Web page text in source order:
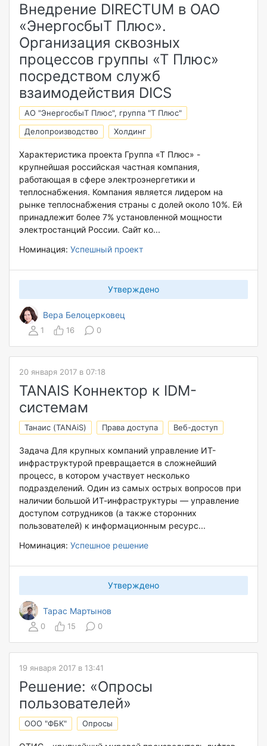
Внедрение DIRECTUM в ОАО
«ЭнергосбыТ Плюс».
Организация сквозных
процессов группы «Т Плюс»
посредством служб
взаимодействия DICS
АО "ЭнергосбыТ Плюс", группа "Т Плюс"
Делопроизводство
Холдинг
Характеристика проекта Группа «Т Плюс» -
крупнейшая российская частная компания,
работающая в сфере электроэнергетики и
теплоснабжения. Компания является лидером на
рынке теплоснабжения страны с долей около 10%. Ей
принадлежит более 7% установленной мощности
электростанций России. Сайт ко...
Номинация: Успешный проект
Вера Белоцерковец
Утверждено
1 16 0
20 января 2017 в 07:18
TANAIS Коннектор к IDM-
системам
Танаис (TANAiS) Права доступа Веб-доступ
Задача Для крупных компаний управление ИТ-
инфраструктурой превращается в сложнейший
процесс, в котором участвует несколько
подразделений. Один из самых острых вопросов при
наличии большой ИТ-инфраструктуры — управление
доступом сотрудников (а также сторонних
пользователей) к информационным ресурс...
Номинация: Успешное решение
Тарас Мартынов
Утверждено
0 15 0
19 января 2017 в 13:41
Решение: «Опросы
пользователей»
ООО "ФБК" Опросы